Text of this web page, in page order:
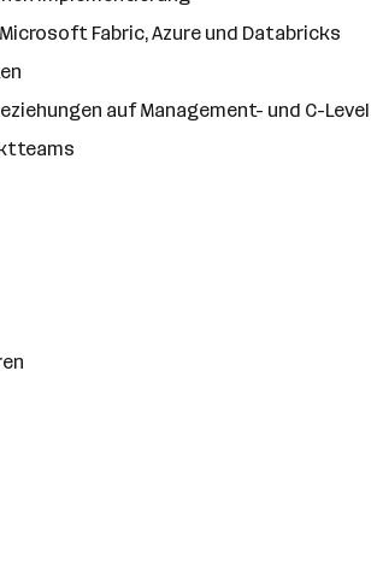
Fabric, Azure und Databricks
auf Management- und C-Level